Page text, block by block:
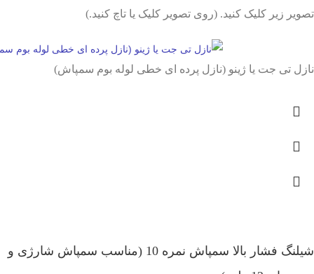
تصویر زیر کلیک کنید. (روی تصویر کلیک یا تاچ کنید.)
نازل تی جت یا ژینو (نازل پرده ای خطی لوله بوم سمپاش)
شیلنگ فشار بالا سمپاش نمره 10 (مناسب سمپاش شارژی و